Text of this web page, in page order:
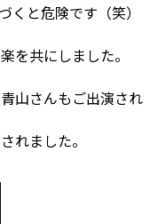
くと危険です（笑）
を共にしました。
山さんもご出演され
れました。